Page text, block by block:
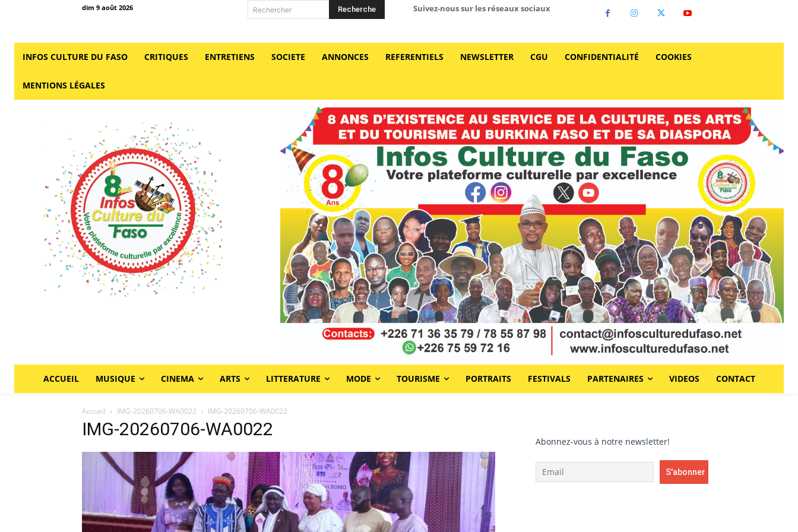
dim 9 août 2026 Rechercher Recherche Suivez-nous sur les réseaux sociaux
INFOS CULTURE DU FASO CRITIQUES ENTRETIENS SOCIETE ANNONCES REFERENTIELS NEWSLETTER CGU CONFIDENTIALITÉ COOKIES
MENTIONS LÉGALES
ACCUEIL MUSIQUE CINEMA ARTS LITTERATURE MODE TOURISME PORTRAITS FESTIVALS PARTENAIRES VIDEOS CONTACT
Accueil IMG-20260706-WA0022 IMG-20260706-WA0022
IMG-20260706-WA0022
Abonnez-vous à notre newsletter!